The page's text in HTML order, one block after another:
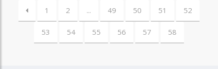
1 2 ... 49 50 51 52
53 54 55 56 57 58